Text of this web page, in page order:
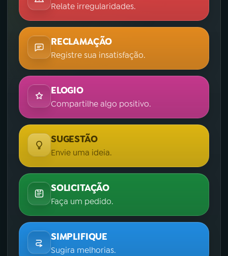
Relate irregularidades.
RECLAMAÇÃO
Registre sua insatisfação.
ELOGIO
Compartilhe algo positivo.
SUGESTÃO
Envie uma ideia.
SOLICITAÇÃO
Faça um pedido.
SIMPLIFIQUE
Sugira melhorias.